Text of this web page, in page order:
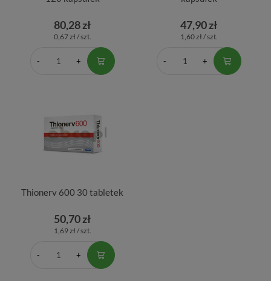
80,28 zł
0,67 zł / szt.
47,90 zł
1,60 zł / szt.
Thionerv 600 30 tabletek
50,70 zł
1,69 zł / szt.